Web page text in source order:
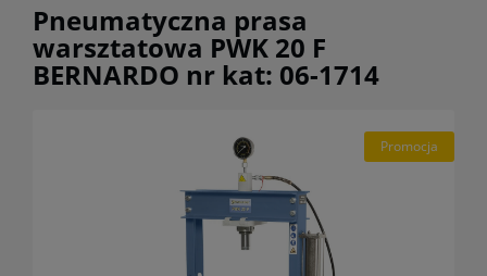
Pneumatyczna prasa
warsztatowa PWK 20 F
BERNARDO nr kat: 06-1714
Promocja